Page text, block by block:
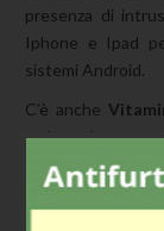
presenza di
Iphone e Ipad
sistemi Android.
C’è anche
molte
indirizzo
. E’ in
funzionamento.